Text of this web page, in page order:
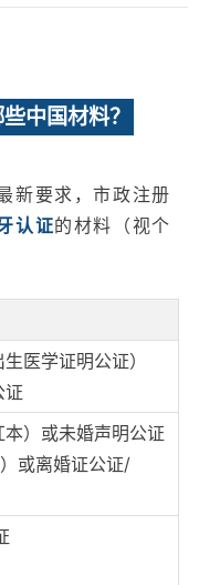
中国材料？
新要求，市政注册
认证的材料（视个
医学证明公证）
证
）或未婚声明公证
或离婚证公证/